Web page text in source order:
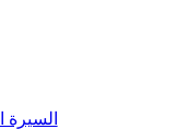
السيرة